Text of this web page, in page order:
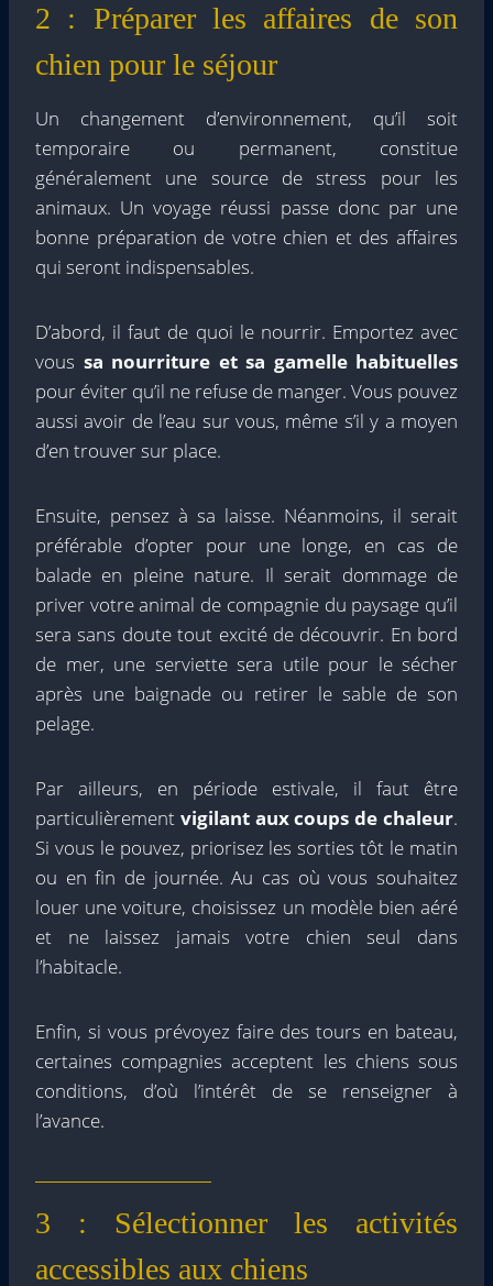
2 : Préparer les affaires de son
chien pour le séjour
Un changement d’environnement, qu’il soit
temporaire ou permanent, constitue
généralement une source de stress pour les
animaux. Un voyage réussi passe donc par une
bonne préparation de votre chien et des affaires
qui seront indispensables.
D’abord, il faut de quoi le nourrir. Emportez avec
vous sa nourriture et sa gamelle habituelles
pour éviter qu’il ne refuse de manger. Vous pouvez
aussi avoir de l’eau sur vous, même s’il y a moyen
d’en trouver sur place.
Ensuite, pensez à sa laisse. Néanmoins, il serait
préférable d’opter pour une longe, en cas de
balade en pleine nature. Il serait dommage de
priver votre animal de compagnie du paysage qu’il
sera sans doute tout excité de découvrir. En bord
de mer, une serviette sera utile pour le sécher
après une baignade ou retirer le sable de son
pelage.
Par ailleurs, en période estivale, il faut être
particulièrement vigilant aux coups de chaleur.
Si vous le pouvez, priorisez les sorties tôt le matin
ou en fin de journée. Au cas où vous souhaitez
louer une voiture, choisissez un modèle bien aéré
et ne laissez jamais votre chien seul dans
l’habitacle.
Enfin, si vous prévoyez faire des tours en bateau,
certaines compagnies acceptent les chiens sous
conditions, d’où l’intérêt de se renseigner à
l’avance.
3 : Sélectionner les activités
accessibles aux chiens